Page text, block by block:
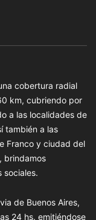
cobertura radial
km, cubriendo por
a las localidades de
también a las
Franco y ciudad del
brindamos
sociales.
de Buenos Aires,
24 hs. emitiéndose